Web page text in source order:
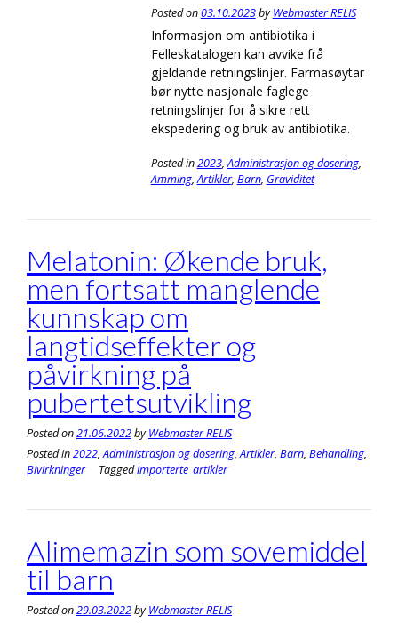
Posted on03.10.2023byWebmaster RELIS
Informasjon om antibiotika i
Felleskatalogen kan avvike frå
gjeldande retningslinjer. Farmasøytar
bør nytte nasjonale faglege
retningslinjer for å sikre rett
ekspedering og bruk av antibiotika.
Posted in2023,Administrasjon og dosering,
Amming,Artikler, Barn, Graviditet
Melatonin: Økende bruk,
men fortsatt manglende
kunnskap om
langtidseffekter og
påvirkning på
pubertetsutvikling
Posted on21.06.2022byWebmaster RELIS
Posted in2022,Administrasjon og dosering,Artikler, Barn, Behandling,
Bivirkninger
Taggedimporterte_artikler
Alimemazin som sovemiddel
til barn
Posted on29.03.2022byWebmaster RELIS